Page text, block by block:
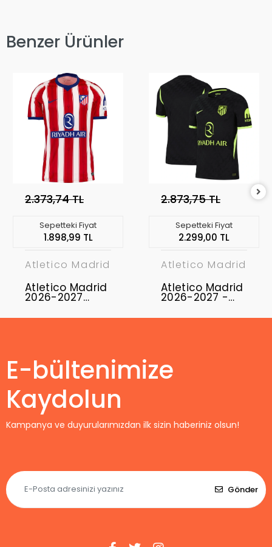
Benzer Ürünler
2.373,74 TL
Sepetteki Fiyat
1.898,99 TL
Atletico Madrid
Atletico Madrid
2026-2027
2.873,75 TL
Sepetteki Fiyat
2.299,00 TL
Atletico Madrid
Atletico Madrid
2026-2027 -
Maç Forması
E-bültenimize
Kaydolun
Kampanya ve duyurularımızdan ilk sizin haberiniz olsun!
Gönder